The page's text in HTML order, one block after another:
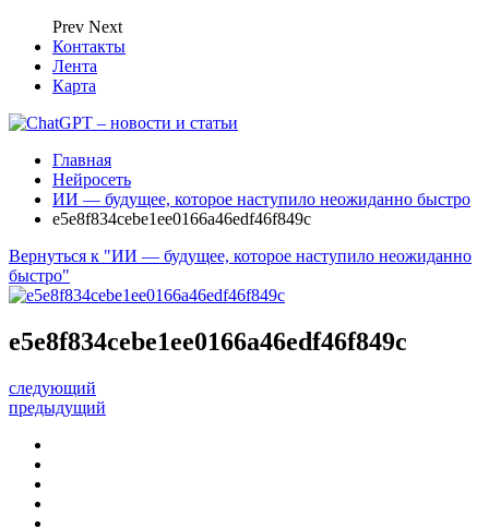
Prev Next
Контакты
Лента
Карта
Главная
Нейросеть
ИИ — будущее, которое наступило неожиданно быстро
e5e8f834cebe1ee0166a46edf46f849c
Вернуться к "ИИ — будущее, которое наступило неожиданно
быстро"
e5e8f834cebe1ee0166a46edf46f849c
следующий
предыдущий